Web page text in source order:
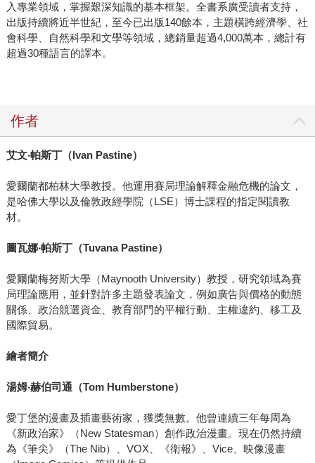
入專業領域，掌握艱深知識的基本框架。全書系廣受讀者支持，
出版持續將近半世紀，至今已出版140餘本，主題橫跨經濟學、社
會科學、自然科學和文學等領域，總銷量超過4,000萬本，總計有
超過30種語言的譯本。
作者
艾文‧帕斯丁（Ivan Pastine）
愛爾蘭都柏林大學教授。他運用賽局理論解釋金融危機的論文，
是哈佛大學以及倫敦政經學院（LSE）博士課程的指定閱讀教
材。
圖瓦娜‧帕斯丁（Tuvana Pastine）
愛爾蘭梅努斯大學（Maynooth University）教授，研究領域為賽
局理論應用，並針對許多主題發表論文，例如廣告與價格的動態
關係、政治競選資金、教育部門的平權行動、主權違約、移工及
國際貿易。
繪者簡介
湯姆‧赫伯司通（Tom Humberstone）
愛丁堡的漫畫及插畫藝術家，獲獎無數。他曾連續三年每周為
《新政治家》（New Statesman）創作政治漫畫。現在仍然持續
為《筆尖》（The Nib）、VOX、《衛報》、Vice、映像漫畫